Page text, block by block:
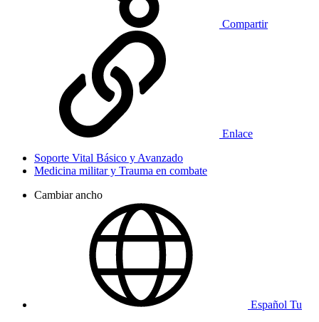
Compartir
Enlace
Soporte Vital Básico y Avanzado
Medicina militar y Trauma en combate
Cambiar ancho
Español Tu